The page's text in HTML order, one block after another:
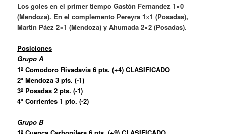
Los goles en el primer tiempo Gastón Fernandez 1×0
(Mendoza). En el complemento Pereyra 1×1 (Posadas),
Martin Páez 2×1 (Mendoza) y Ahumada 2×2 (Posadas).
Posiciones
Grupo A
1º Comodoro Rivadavia 6 pts. (+4) CLASIFICADO
2º Mendoza 3 pts. (-1)
3º Posadas 2 pts. (-1)
4º Corrientes 1 pto. (-2)
Grupo B